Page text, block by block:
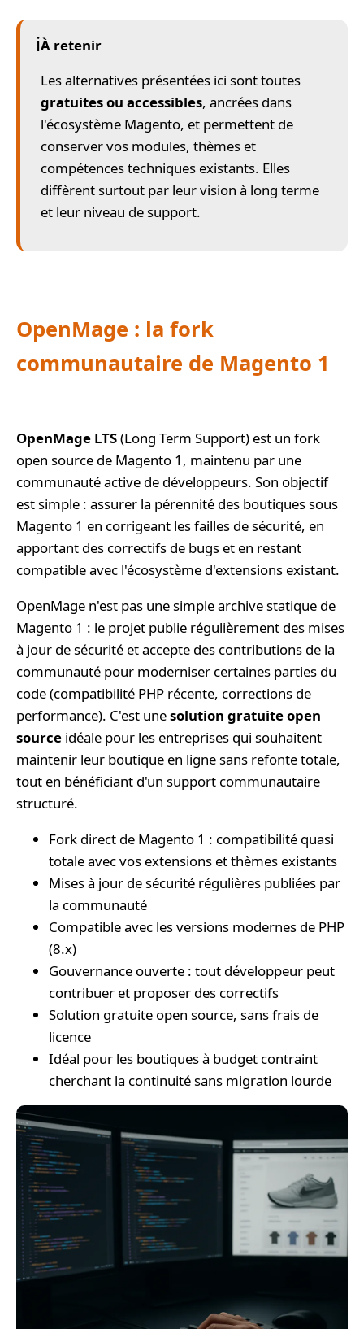
ℹ️À retenir
Les alternatives présentées ici sont toutes
gratuites ou accessibles, ancrées dans
l'écosystème Magento, et permettent de
conserver vos modules, thèmes et
compétences techniques existants. Elles
diffèrent surtout par leur vision à long terme
et leur niveau de support.
OpenMage : la fork
communautaire de Magento 1
OpenMage LTS(Long Term Support) est un fork
open source de Magento 1, maintenu par une
communauté active de développeurs. Son objectif
est simple : assurer la pérennité des boutiques sous
Magento 1 en corrigeant les failles de sécurité, en
apportant des correctifs de bugs et en restant
compatible avec l'écosystème d'extensions existant.
OpenMage n'est pas une simple archive statique de
Magento 1 : le projet publie régulièrement des mises
à jour de sécurité et accepte des contributions de la
communauté pour moderniser certaines parties du
code (compatibilité PHP récente, corrections de
performance). C'est unesolution gratuite open
source idéale pour les entreprises qui souhaitent
maintenir leur boutique en ligne sans refonte totale,
tout en bénéficiant d'un support communautaire
structuré.
Fork direct de Magento 1 : compatibilité quasi
totale avec vos extensions et thèmes existants
Mises à jour de sécurité régulières publiées par
la communauté
Compatible avec les versions modernes de PHP
(8.x)
Gouvernance ouverte : tout développeur peut
contribuer et proposer des correctifs
Solution gratuite open source, sans frais de
licence
Idéal pour les boutiques à budget contraint
cherchant la continuité sans migration lourde